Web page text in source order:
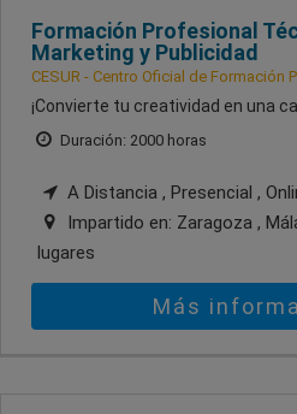
Formación Profesional
Marketing y Publicidad
CESUR - Centro Oficial de
¡Convierte tu creatividad en una
Duración: 2000 horas
A Distancia , Presencial ,
Impartido en: Zaragoza ,
lugares
Más